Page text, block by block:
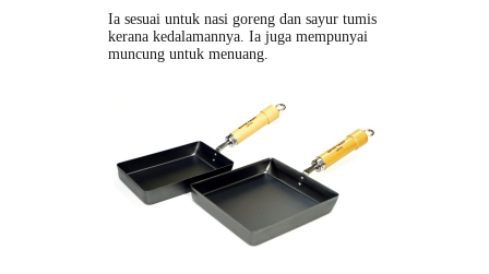
Ia sesuai untuk nasi goreng dan sayur tumis
kerana kedalamannya. Ia juga mempunyai
muncung untuk menuang.